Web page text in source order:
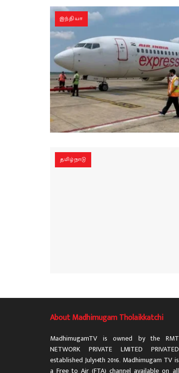
இந்தியா
தமிழ்நாடு
About Madhimugam Tholaikkatchi
MadhimugamTV is owned by the RMT
NETWORK PRIVATE LMITED PRIVATED
established July14th 2016. Madhimugam TV is